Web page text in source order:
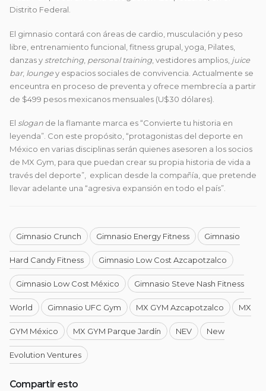
Distrito Federal.
El gimnasio contará con áreas de cardio, musculación y peso
libre, entrenamiento funcional, fitness grupal, yoga, Pilates,
danzas y stretching, personal training, vestidores amplios, juice
bar, loungey espacios sociales de convivencia. Actualmente se
enceuntra en proceso de preventa y ofrece membrecía a partir
de $499 pesos mexicanos mensuales (U$30 dólares).
El slogan de la flamante marca es “Convierte tu historia en
leyenda”. Con este propósito, “protagonistas del deporte en
México en varias disciplinas serán quienes asesoren a los socios
de MX Gym, para que puedan crear su propia historia de vida a
través del deporte”, explican desde la compañía, que pretende
llevar adelante una “agresiva expansión en todo el país”.
Gimnasio Crunch Gimnasio Energy Fitness Gimnasio
Hard Candy Fitness Gimnasio Low Cost Azcapotzalco
Gimnasio Low Cost México Gimnasio Steve Nash Fitness
World Gimnasio UFC Gym MX GYM Azcapotzalco MX
GYM México MX GYM Parque Jardín NEV New
Evolution Ventures
Compartir esto